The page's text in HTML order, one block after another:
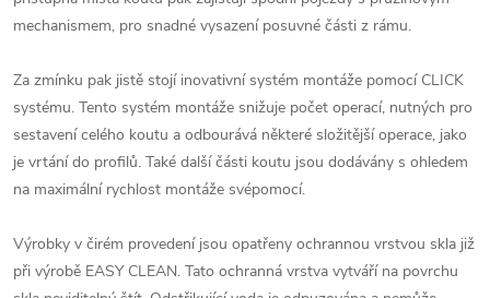
mechanismem, pro snadné vysazení posuvné části z rámu.
Za zmínku pak jistě stojí inovativní systém montáže pomocí CLICK
systému. Tento systém montáže snižuje počet operací, nutných pro
sestavení celého koutu a odbourává některé složitější operace, jako
je vrtání do profilů. Také další části koutu jsou dodávány s ohledem
na maximální rychlost montáže svépomocí.
Výrobky v čirém provedení jsou opatřeny ochrannou vrstvou skla již
při výrobě EASY CLEAN. Tato ochranná vrstva vytváří na povrchu